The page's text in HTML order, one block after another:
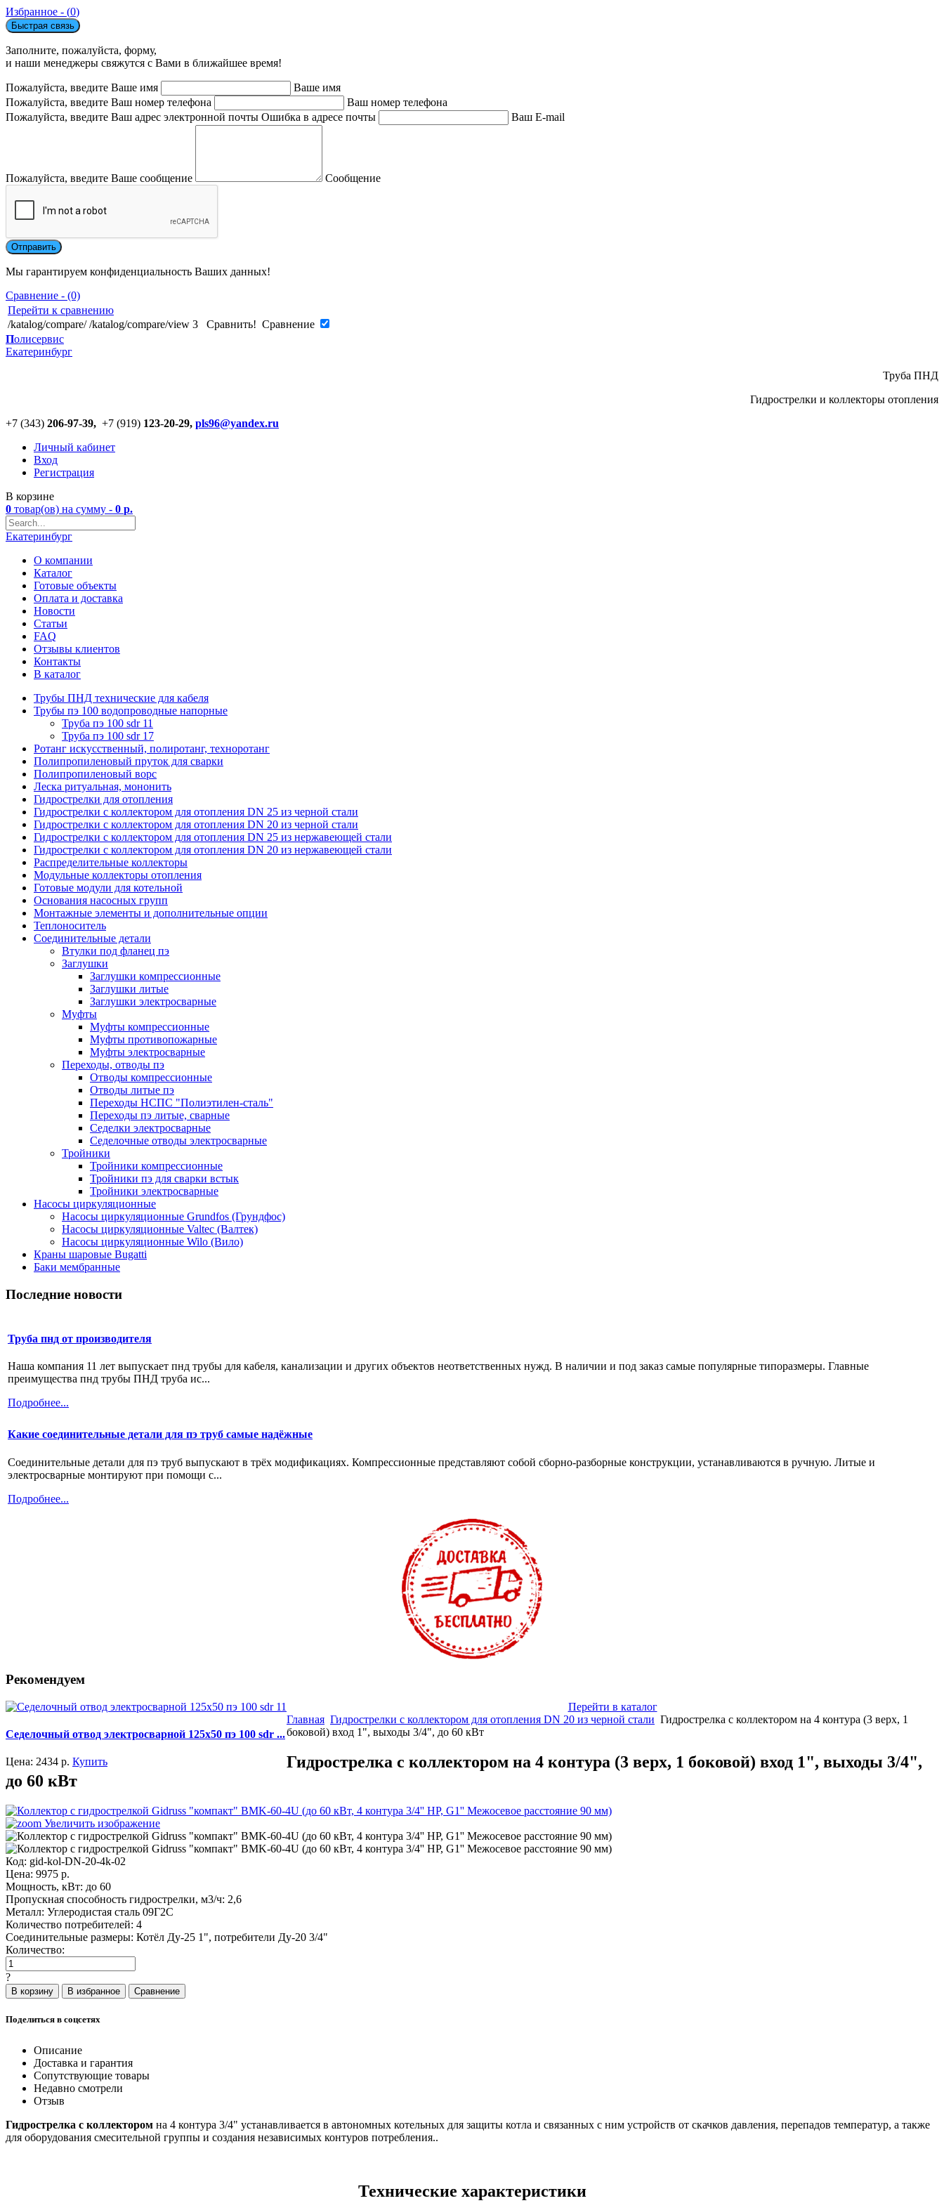
Избранное - (0)
Быстрая связь
Заполните, пожалуйста, форму,
и наши менеджеры свяжутся с Вами в ближайшее время!
Пожалуйста, введите Ваше имя
Ваше имя
Пожалуйста, введите Ваш номер телефона
Ваш номер телефона
Пожалуйста, введите Ваш адрес электронной почты Ошибка в адресе почты Ваш E-mail
Пожалуйста, введите Ваше сообщение Сообщение
Мы гарантируем конфиденциальность Ваших данных!
Сравнение - (0)
Перейти к сравнению
/katalog/compare/ /katalog/compare/view 3 Сравнить! Cравнение
Полисервис
Екатеринбург
Труба ПНД
Гидрострелки и коллекторы отопления
+7 (343) 206-97-39, +7 (919) 123-20-29, pls96@yandex.ru
Личный кабинет
Вход
Регистрация
В корзине
0 товар(ов) на сумму - 0 р.
Екатеринбург
О компании
Каталог
Готовые объекты
Оплата и доставка
Новости
Статьи
FAQ
Отзывы клиентов
Контакты
В каталог
Трубы ПНД технические для кабеля
Трубы пэ 100 водопроводные напорные
Труба пэ 100 sdr 11
Труба пэ 100 sdr 17
Ротанг искусственный, полиротанг, техноротанг
Полипропиленовый пруток для сварки
Полипропиленовый ворс
Леска ритуальная, мононить
Гидрострелки для отопления
Гидрострелки с коллектором для отопления DN 25 из черной стали
Гидрострелки с коллектором для отопления DN 20 из черной стали
Гидрострелки с коллектором для отопления DN 25 из нержавеющей стали
Гидрострелки с коллектором для отопления DN 20 из нержавеющей стали
Распределительные коллекторы
Модульные коллекторы отопления
Готовые модули для котельной
Основания насосных групп
Монтажные элементы и дополнительные опции
Теплоноситель
Соединительные детали
Втулки под фланец пэ
Заглушки
Заглушки компрессионные
Заглушки литые
Заглушки электросварные
Муфты
Муфты компрессионные
Муфты противопожарные
Муфты электросварные
Переходы, отводы пэ
Отводы компрессионные
Отводы литые пэ
Переходы НСПС "Полиэтилен-сталь"
Переходы пэ литые, сварные
Седелки электросварные
Седелочные отводы электросварные
Тройники
Тройники компрессионные
Тройники пэ для сварки встык
Тройники электросварные
Насосы циркуляционные
Насосы циркуляционные Grundfos (Грундфос)
Насосы циркуляционные Valtec (Валтек)
Насосы циркуляционные Wilo (Вило)
Краны шаровые Bugatti
Баки мембранные
Последние новости
Труба пнд от производителя
Наша компания 11 лет выпускает пнд трубы для кабеля, канализации и других объектов неответственных нужд. В наличии и под заказ самые популярные типоразмеры. Главные
преимущества пнд трубы ПНД труба ис...
Подробнее...
Какие соединительные детали для пэ труб самые надёжные
Соединительные детали для пэ труб выпускают в трёх модификациях. Компрессионные представляют собой сборно-разборные конструкции, устанавливаются в ручную. Литые и
электросварные монтируют при помощи с...
Подробнее...
Рекомендуем
Седелочный отвод электросварной 125x50 пэ 100 sdr ...
Цена: 2434 р. Купить
Перейти в каталог
Главная Гидрострелки с коллектором для отопления DN 20 из черной стали Гидрострелка с коллектором на 4 контура (3 верх, 1
боковой) вход 1", выходы 3/4", до 60 кВт
Гидрострелка с коллектором на 4 контура (3 верх, 1 боковой) вход 1", выходы 3/4",
до 60 кВт
Увеличить изображение
Код: gid-kol-DN-20-4k-02
Цена: 9975 р.
Мощность, кВт: до 60
Пропускная способность гидрострелки, м3/ч: 2,6
Металл: Углеродистая сталь 09Г2С
Количество потребителей: 4
Соединительные размеры: Котёл Ду-25 1", потребители Ду-20 3/4"
Количество:
?
Поделиться в соцсетях
Описание
Доставка и гарантия
Сопутствующие товары
Недавно смотрели
Отзыв
Гидрострелка с коллектором на 4 контура 3/4" устанавливается в автономных котельных для защиты котла и связанных с ним устройств от скачков давления, перепадов температур, а также
для оборудования смесительной группы и создания независимых контуров потребления..
Технические характеристики